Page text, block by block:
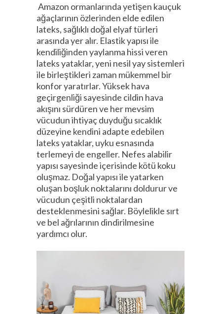
Amazon ormanlarında yetişen kauçuk
ağaçlarının özlerinden elde edilen
lateks, sağlıklı doğal elyaf türleri
arasında yer alır. Elastik yapısı ile
kendiliğinden yaylanma hissi veren
lateks yataklar, yeni nesil yay sistemleri
ile birleştikleri zaman mükemmel bir
konfor yaratırlar. Yüksek hava
geçirgenliği sayesinde cildin hava
akışını sürdüren ve her mevsim
vücudun ihtiyaç duyduğu sıcaklık
düzeyine kendini adapte edebilen
lateks yataklar, uyku esnasında
terlemeyi de engeller. Nefes alabilir
yapısı sayesinde içerisinde kötü koku
oluşmaz. Doğal yapısı ile yatarken
oluşan boşluk noktalarını doldurur ve
vücudun çeşitli noktalardan
desteklenmesini sağlar. Böylelikle sırt
ve bel ağrılarının dindirilmesine
yardımcı olur.